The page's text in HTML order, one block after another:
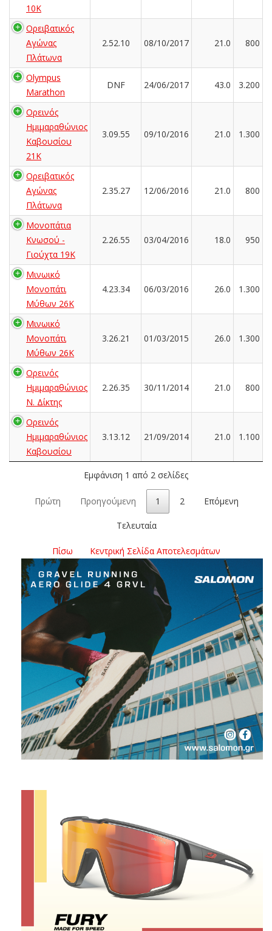
10Κ
Ορειβατικός
Αγώνας
Πλάτωνα
2.52.10 08/10/2017 21.0 800
Olympus
Marathon
DNF 24/06/2017 43.0 3.200
Ορεινός
Ημιμαραθώνιος
Καβουσίου
21K
3.09.55 09/10/2016 21.0 1.300
Ορειβατικός
Αγώνας
Πλάτωνα
2.35.27 12/06/2016 21.0 800
Μονοπάτια
Κνωσού -
Γιούχτα 19Κ
2.26.55 03/04/2016 18.0 950
Μινωικό
Μονοπάτι
Μύθων 26Κ
4.23.34 06/03/2016 26.0 1.300
Μινωικό
Μονοπάτι
Μύθων 26Κ
3.26.21 01/03/2015 26.0 1.300
Ορεινός
Ημιμαραθώνιος
Ν. Δίκτης
2.26.35 30/11/2014 21.0 800
Ορεινός
Ημιμαραθώνιος
Καβουσίου
3.13.12 21/09/2014 21.0 1.100
Εμφάνιση 1 από 2 σελίδες
Πρώτη Προηγούμενη 1 2 Επόμενη
Τελευταία
Πίσω Κεντρική Σελίδα Αποτελεσμάτων